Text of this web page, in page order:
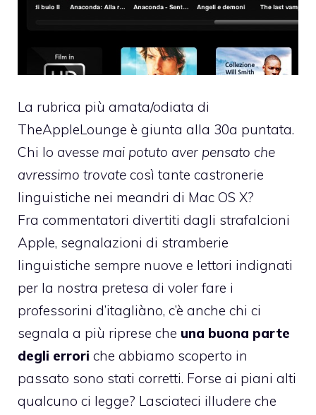
La rubrica più amata/odiata di
TheAppleLounge è giunta alla 30a puntata.
Chi lo avesse mai potuto aver pensato che
avressimo trovate così tante castronerie
linguistiche nei meandri di Mac OS X?
Fra commentatori divertiti dagli strafalcioni
Apple, segnalazioni di stramberie
linguistiche sempre nuove e lettori indignati
per la nostra pretesa di voler fare i
professorini d’itagliàno, c’è anche chi ci
segnala a più riprese che una buona parte
degli errori che abbiamo scoperto in
passato sono stati corretti. Forse ai piani alti
qualcuno ci legge? Lasciateci illudere che